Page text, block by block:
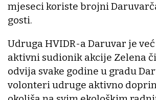
mjeseci koriste brojni
gosti.
Udruga HVIDR-a Daruvar je
aktivni sudionik akcije Zelena
odvija svake godine u gradu
volonteri udruge aktivno